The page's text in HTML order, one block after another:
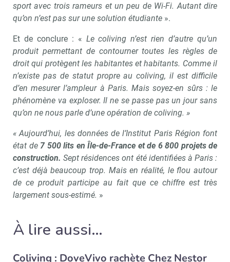
sport avec trois rameurs et un peu de Wi-Fi. Autant dire
qu’on n’est pas sur une solution étudiante ».
Et de conclure : « Le coliving n’est rien d’autre qu’un
produit permettant de contourner toutes les règles de
droit qui protègent les habitantes et habitants. Comme il
n’existe pas de statut propre au coliving, il est difficile
d’en mesurer l’ampleur à Paris. Mais soyez-en sûrs : le
phénomène va exploser. Il ne se passe pas un jour sans
qu’on ne nous parle d’une opération de coliving. »
« Aujourd’hui, les données de l’Institut Paris Région font
état de 7 500 lits en Île-de-France et de 6 800 projets de
construction. Sept résidences ont été identifiées à Paris :
c’est déjà beaucoup trop. Mais en réalité, le flou autour
de ce produit participe au fait que ce chiffre est très
largement sous-estimé. »
À lire aussi…
Coliving : DoveVivo rachète Chez Nestor